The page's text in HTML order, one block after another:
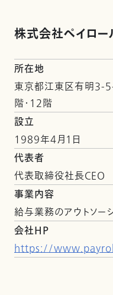
株式会社ペイロ
所在地
東京都江東区有明3-
階･12階
設立
1989年4月1日
代表者
代表取締役社長
事業内容
給与業務のアウトソー
会社HP
https://